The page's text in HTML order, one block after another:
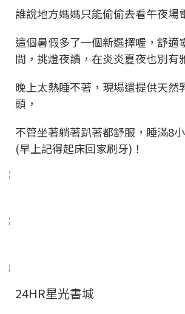
誰說地方媽媽只能偷偷去看午夜場
這個暑假多了一個新選擇喔，舒適
間，挑燈夜讀，在炎炎夏夜也別有
晚上太熱睡不著，現場還提供天然
頭，
不管坐著躺著趴著都舒服，睡滿8
(早上記得起床回家刷牙)！
24HR星光書城